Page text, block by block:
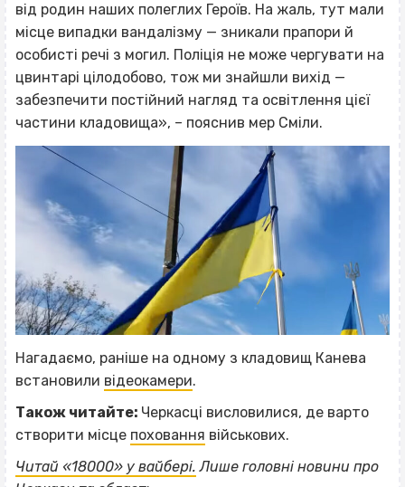
від родин наших полеглих Героїв. На жаль, тут мали
місце випадки вандалізму — зникали прапори й
особисті речі з могил. Поліція не може чергувати на
цвинтарі цілодобово, тож ми знайшли вихід —
забезпечити постійний нагляд та освітлення цієї
частини кладовища», – пояснив мер Сміли.
Нагадаємо, раніше на одному з кладовищ Канева
встановили відеокамери.
Також читайте: Черкасці висловилися, де варто
створити місце поховання військових.
Читай «18000» у вайбері. Лише головні новини про